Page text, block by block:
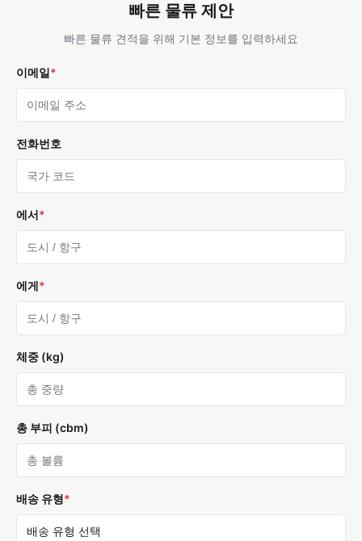
빠른 물류 제안
빠른 물류 견적을 위해 기본 정보를 입력하세요
이메일*
전화번호
에서*
에게*
체중 (kg)
총 부피 (cbm)
배송 유형*